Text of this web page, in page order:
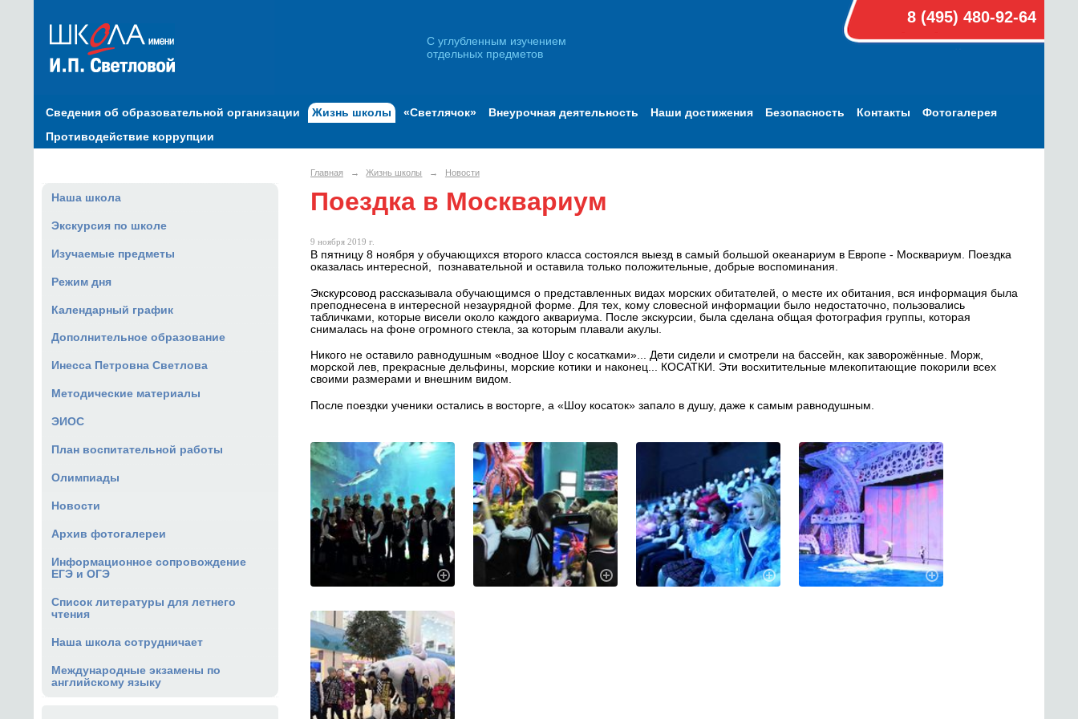
8 (495) 480-92-64
С углубленным изучением
отдельных предметов
Сведения об образовательной организации Жизнь школы «Светлячок» Внеурочная деятельность Наши достижения Безопасность Контакты
Фотогалерея
Противодействие коррупции
Наша школа
Экскурсия по школе
Изучаемые предметы
Режим дня
Календарный график
Дополнительное образование
Инесса Петровна Светлова
Методические материалы
ЭИОС
План воспитательной работы
Олимпиады
Новости
Архив фотогалереи
Информационное сопровождение
ЕГЭ и ОГЭ
Список литературы для летнего
чтения
Наша школа сотрудничает
Международные экзамены по
английскому языку
Главная → Жизнь школы → Новости
Поездка в Москвариум
9 ноября 2019 г.
В пятницу 8 ноября у обучающихся второго класса состоялся выезд в самый большой океанариум в Европе - Москвариум. Поездка
оказалась интересной, познавательной и оставила только положительные, добрые воспоминания.
Экскурсовод рассказывала обучающимся о представленных видах морских обитателей, о месте их обитания, вся информация была
преподнесена в интересной незаурядной форме. Для тех, кому словесной информации было недостаточно, пользовались
табличками, которые висели около каждого аквариума. После экскурсии, была сделана общая фотография группы, которая
снималась на фоне огромного стекла, за которым плавали акулы.
Никого не оставило равнодушным «водное Шоу с косатками»... Дети сидели и смотрели на бассейн, как заворожённые. Морж,
морской лев, прекрасные дельфины, морские котики и наконец... КОСАТКИ. Эти восхитительные млекопитающие покорили всех
своими размерами и внешним видом.
После поездки ученики остались в восторге, а «Шоу косаток» запало в душу, даже к самым равнодушным.